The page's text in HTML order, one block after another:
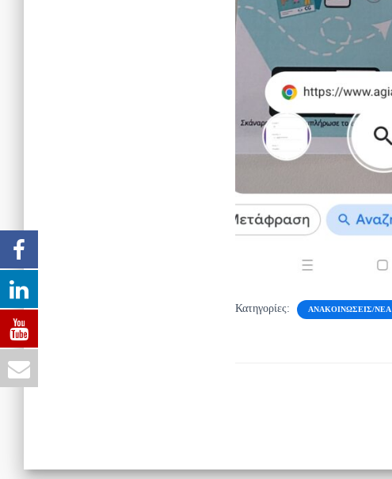
Κατηγορίες: ΑΝΑΚΟΙΝΏΣΕΙΣ/ΝΈΑ